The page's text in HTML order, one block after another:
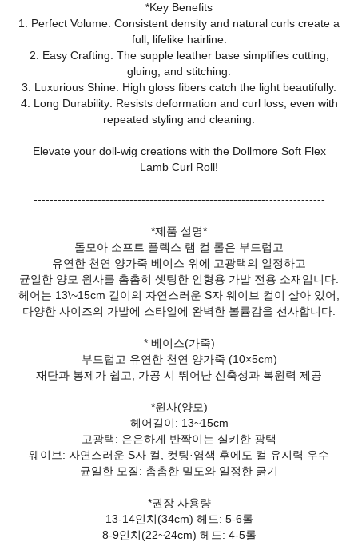
*Key Benefits
1. Perfect Volume: Consistent density and natural curls create a
full, lifelike hairline.
2. Easy Crafting: The supple leather base simplifies cutting,
gluing, and stitching.
3. Luxurious Shine: High gloss fibers catch the light beautifully.
4. Long Durability: Resists deformation and curl loss, even with
repeated styling and cleaning.
Elevate your doll‑wig creations with the Dollmore Soft Flex
Lamb Curl Roll!
-------------------------------------------------------------------------
*제품 설명*
돌모아 소프트 플렉스 램 컬 롤은 부드럽고
유연한 천연 양가죽 베이스 위에 고광택의 일정하고
균일한 양모 원사를 촘촘히 셋팅한 인형용 가발 전용 소재입니다.
헤어는 13\~15cm 길이의 자연스러운 S자 웨이브 컬이 살아 있어,
다양한 사이즈의 가발에 스타일에 완벽한 볼륨감을 선사합니다.
* 베이스(가죽)
부드럽고 유연한 천연 양가죽 (10×5cm)
재단과 봉제가 쉽고, 가공 시 뛰어난 신축성과 복원력 제공
*원사(양모)
헤어길이: 13~15cm
고광택: 은은하게 반짝이는 실키한 광택
웨이브: 자연스러운 S자 컬, 컷팅·염색 후에도 컬 유지력 우수
균일한 모질: 촘촘한 밀도와 일정한 굵기
*권장 사용량
13-14인치(34cm) 헤드: 5-6롤
8-9인치(22~24cm) 헤드: 4-5롤